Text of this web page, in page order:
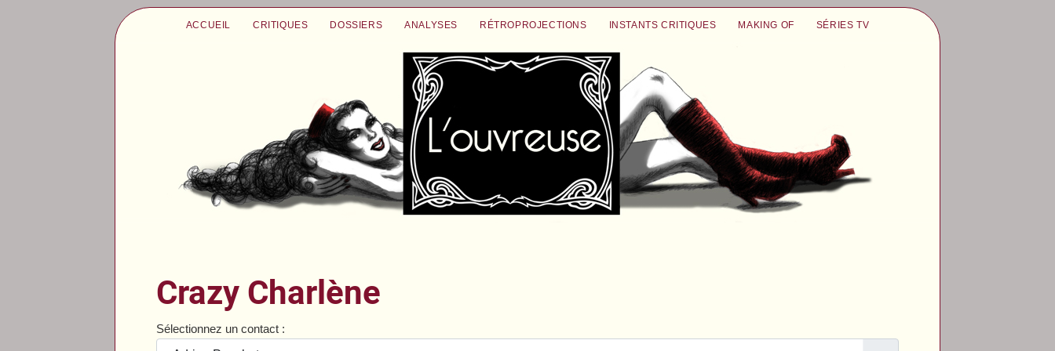
ACCUEIL CRITIQUES DOSSIERS ANALYSES RÉTROPROJECTIONS INSTANTS CRITIQUES MAKING OF SÉRIES TV
Crazy Charlène
Sélectionnez un contact :